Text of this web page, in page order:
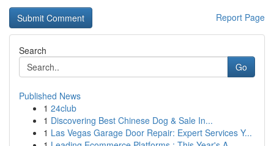
Report Page
Search
Go
Published News
1 24club
1 Discovering Best Chinese Dog & Sale In...
1 Las Vegas Garage Door Repair: Expert Services Y...